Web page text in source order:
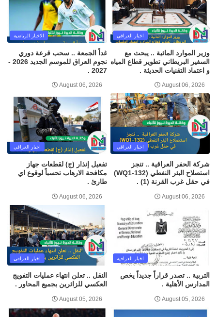
اخبار العراقي
وزير الموارد المائية .. يبحث مع
السفير البريطاني تطوير قطاع المياه
و اعتماد التقنيات الحديثة .
August 06, 2026
الاخبار الرياضية
غداً الجمعة .. سحب قرعة دوري
نجوم العراق للموسم الجديد 2026 -
2027 .
August 06, 2026
اخبار العراقي
شركة الحفر العراقية .. تنجز
استصلاح البئر النفطي (WQ1-132)
في حقل غرب القرنة (1) .
August 06, 2026
اخبار العراقي
تفعيل إنذار (ج) لقطعات جهاز
مكافحة الارهاب تحسباً لوقوع اي
طارئ .
August 06, 2026
اخبار العراقية
التربية .. تصدر قراراً جديداً يخص
المدارس الأهلية .
August 05, 2026
اخبار العراقي
النقل .. تعلن انتهاء عمليات التفويج
العكسي للزائرين بجميع المحاور .
August 05, 2026